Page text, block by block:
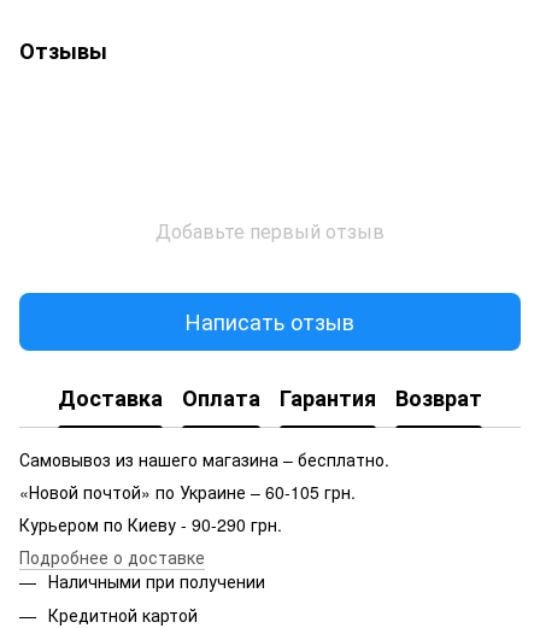
Отзывы
Добавьте первый отзыв
Написать отзыв
Доставка Оплата Гарантия Возврат
Самовывоз из нашего магазина – бесплатно.
«Новой почтой» по Украине – 60-105 грн.
Курьером по Киеву - 90-290 грн.
Подробнее о доставке
Наличными при получении
Кредитной картой